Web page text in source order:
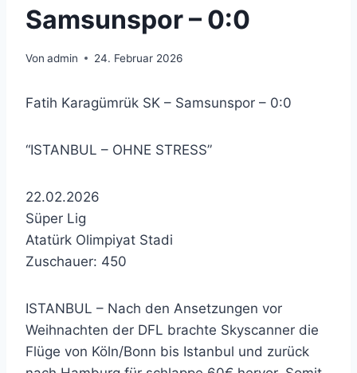
Samsunspor – 0:0
Von admin 24. Februar 2026
Fatih Karagümrük SK – Samsunspor – 0:0
“ISTANBUL – OHNE STRESS”
22.02.2026
Süper Lig
Atatürk Olimpiyat Stadi
Zuschauer: 450
ISTANBUL – Nach den Ansetzungen vor
Weihnachten der DFL brachte Skyscanner die
Flüge von Köln/Bonn bis Istanbul und zurück